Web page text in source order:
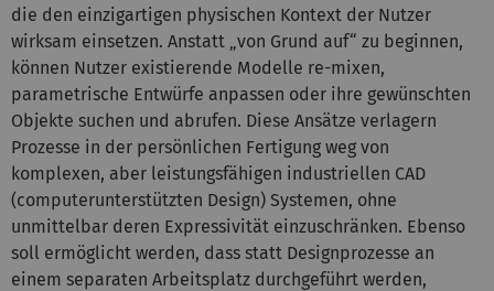
die den einzigartigen physischen Kontext der Nutzer
wirksam einsetzen. Anstatt „von Grund auf“ zu beginnen,
können Nutzer existierende Modelle re-mixen,
parametrische Entwürfe anpassen oder ihre gewünschten
Objekte suchen und abrufen. Diese Ansätze verlagern
Prozesse in der persönlichen Fertigung weg von
komplexen, aber leistungsfähigen industriellen CAD
(computerunterstützten Design) Systemen, ohne
unmittelbar deren Expressivität einzuschränken. Ebenso
soll ermöglicht werden, dass statt Designprozesse an
einem separaten Arbeitsplatz durchgeführt werden,